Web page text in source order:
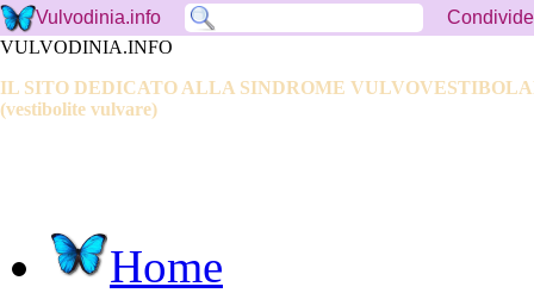
Vulvodinia.info
VULVODINIA.INFO
IL SITO DEDICATO ALLA SINDROME
(vestibolite vulvare)
Home